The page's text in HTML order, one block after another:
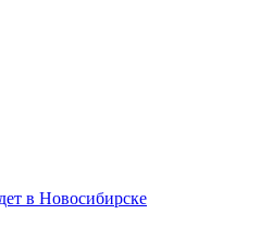
в Новосибирске